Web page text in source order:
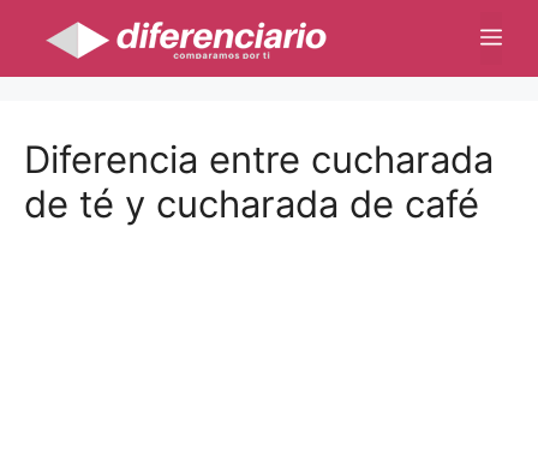
contenido
Diferencia entre cucharada
de té y cucharada de café